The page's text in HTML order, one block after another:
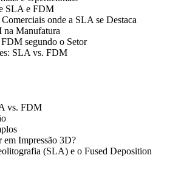
SLA e FDM
onde a SLA se Destaca
na Manufatura
segundo o Setor
SLA vs. FDM
vs. FDM
em Impressão 3D?
(SLA) e o Fused Deposition